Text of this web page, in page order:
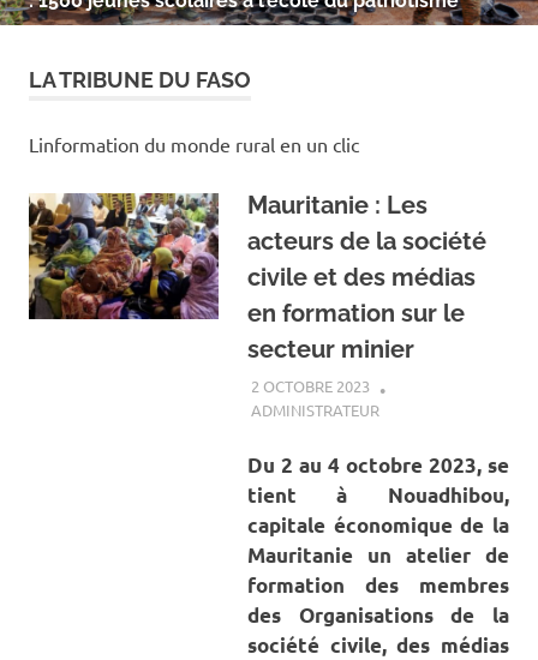
LA TRIBUNE DU FASO
Linformation du monde rural en un clic
Mauritanie : Les
acteurs de la société
civile et des médias
en formation sur le
secteur minier
2 OCTOBRE 2023
ADMINISTRATEURA LA UNE
Du 2 au 4 octobre 2023, se
tient à Nouadhibou,
capitale économique de la
Mauritanie un atelier de
formation des membres
des Organisations de la
société civile, des médias